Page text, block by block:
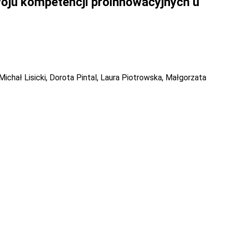
Lisicki, Dorota Pintal, Laura Piotrowska, Małgorzata